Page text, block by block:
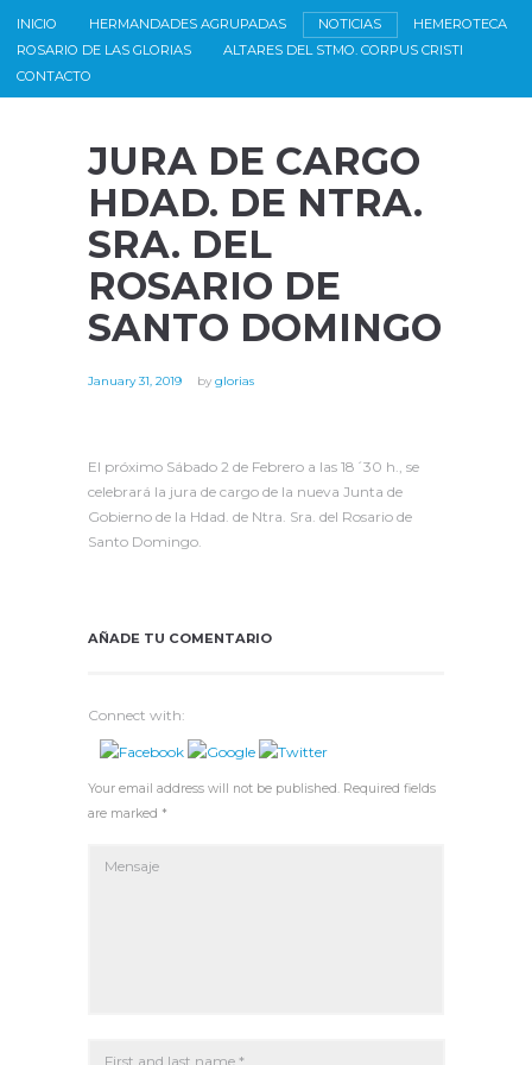
INICIO HERMANDADES AGRUPADAS NOTICIAS
HEMEROTECA
ROSARIO DE LAS GLORIAS
ALTARES DEL STMO. CORPUS CRISTI
CONTACTO
JURA DE CARGO
HDAD. DE NTRA.
SRA. DEL
ROSARIO DE
SANTO DOMINGO
January 31, 2019 by glorias
El próximo Sábado 2 de Febrero a las 18´30 h., se
celebrará la jura de cargo de la nueva Junta de
Gobierno de la Hdad. de Ntra. Sra. del Rosario de
Santo Domingo.
AÑADE TU COMENTARIO
Connect with:
Your email address will not be published. Required fields
are marked *